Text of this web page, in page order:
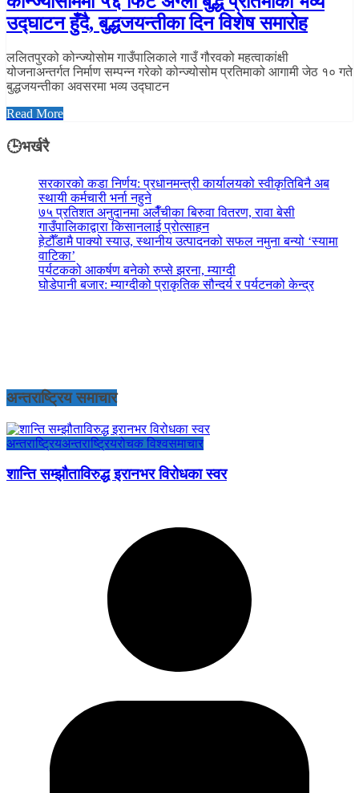
उद्घाटन हुँदै, बुद्धजयन्तीका दिन विशेष समारोह
ललितपुरको कोन्ज्योसोम गाउँपालिकाले गाउँ गौरवको महत्वाकांक्षी
योजनाअन्तर्गत निर्माण सम्पन्न गरेको कोन्ज्योसोम प्रतिमाको आगामी जेठ १० गते
बुद्धजयन्तीका अवसरमा भव्य उद्घाटन
Read More
🕒भर्खरै
सरकारको कडा निर्णय: प्रधानमन्त्री कार्यालयको स्वीकृतिबिनै अब
स्थायी कर्मचारी भर्ना नहुने
७५ प्रतिशत अनुदानमा अलैँचीका बिरुवा वितरण, रावा बेसी
गाउँपालिकाद्वारा किसानलाई प्रोत्साहन
हेटौँडामै पाक्यो स्याउ, स्थानीय उत्पादनको सफल नमुना बन्यो ‘स्यामा
वाटिका’
पर्यटकको आकर्षण बनेको रुप्से झरना, म्याग्दी
घोडेपानी बजार: म्याग्दीको प्राकृतिक सौन्दर्य र पर्यटनको केन्द्र
अन्तराष्ट्रिय समाचार
अन्तराष्ट्रियअन्तराष्ट्रियरोचक विश्वसमाचार
शान्ति सम्झौताविरुद्ध इरानभर विरोधका स्वर